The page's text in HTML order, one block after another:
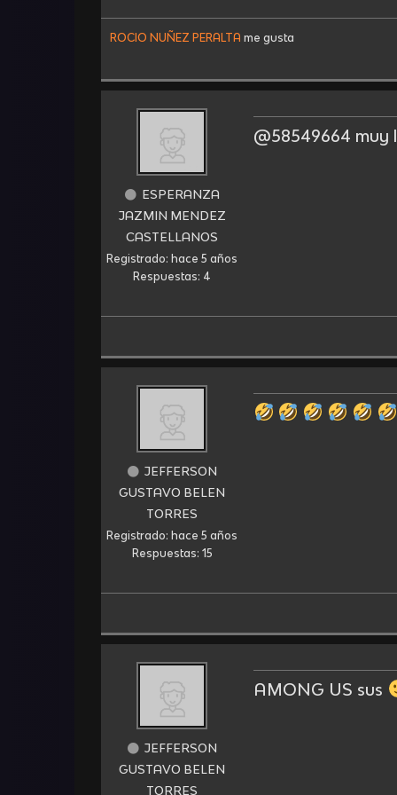
ROCIO NUÑEZ PERALTA me gusta
ESPERANZA
JAZMIN MENDEZ
CASTELLANOS
Registrado: hace 5 años
Respuestas: 4
@58549664 muy
JEFFERSON
GUSTAVO BELEN
TORRES
Registrado: hace 5 años
Respuestas: 15
JEFFERSON
GUSTAVO BELEN
TORRES
AMONG US sus